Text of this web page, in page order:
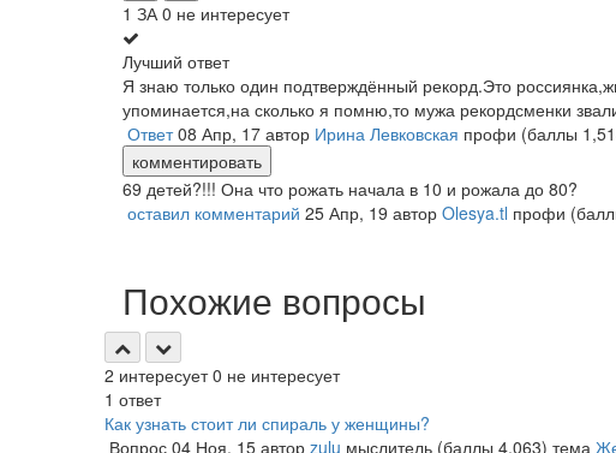
1 ЗА 0 не интересует
Лучший ответ
Я знаю только один подтверждённый рекорд.Это
упоминается,на сколько я помню,то мужа рекордсменки
Ответ 08 Апр, 17 автор Ирина Левковская профи (баллы
комментировать
69 детей?!!! Она что рожать начала в 10 и рожала до 80?
оставил комментарий 25 Апр, 19 автор Olesya.tl профи
Похожие вопросы
2 интересует 0 не интересует
1 ответ
Как узнать стоит ли спираль у женщины?
Вопрос 04 Ноя, 15 автор zulu мыслитель (баллы 4,063) тема